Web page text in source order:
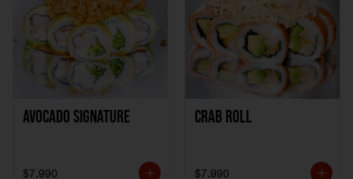
AVOCADO SIGNATURE
$7.990
CRAB ROLL
$7.990